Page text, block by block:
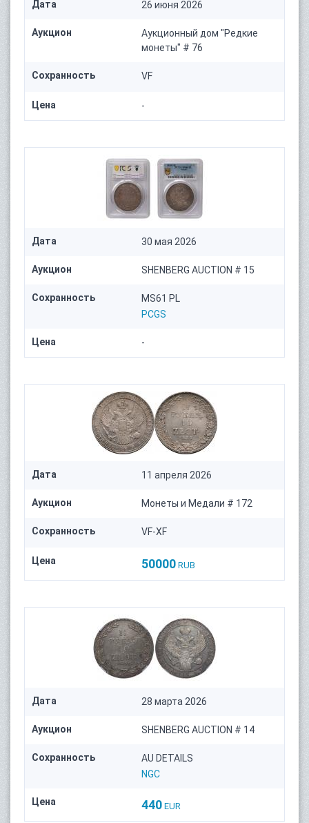
Дата 26 июня 2026
Аукцион
Аукционный дом "Редкие
монеты" # 76
Сохранность VF
Цена -
Дата 30 мая 2026
Аукцион SHENBERG AUCTION # 15
Сохранность
MS61 PL
PCGS
Цена -
Дата 11 апреля 2026
Аукцион Монеты и Медали # 172
Сохранность VF-XF
Цена 50000 RUB
Дата 28 марта 2026
Аукцион SHENBERG AUCTION # 14
Сохранность
AU DETAILS
NGC
Цена 440 EUR